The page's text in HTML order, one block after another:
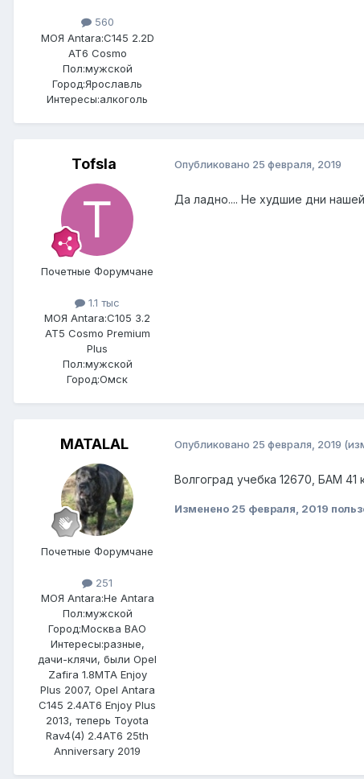
560
МОЯ Antara:C145 2.2D
AT6 Cosmo
Пол:мужской
Город:Ярославль
Интересы:алкоголь
Tofsla
Почетные Форумчане
1.1 тыс
МОЯ Antara:C105 3.2
AT5 Cosmo Premium
Plus
Пол:мужской
Город:Омск
Опубликовано 25 февраля, 2019
Да ладно.... Не худшие дни
MATALAL
Почетные Форумчане
251
МОЯ Antara:Не Antara
Пол:мужской
Город:Москва ВАО
Интересы:разные,
дачи-клячи, были Opel
Zafira 1.8MTA Enjoy
Plus 2007, Opel Antara
C145 2.4AT6 Enjoy Plus
2013, теперь Toyota
Rav4(4) 2.4AT6 25th
Anniversary 2019
Опубликовано 25 февраля, 2019
Волгоград учебка 12670, БАМ
Изменено 25 февраля, 2019